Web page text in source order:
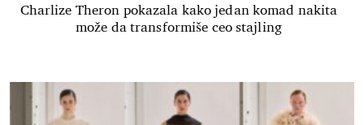
Charlize Theron pokazala kako jedan komad nakita
može da transformiše ceo stajling